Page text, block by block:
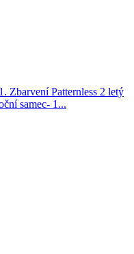
Zbarvení Patternless 2 letý
samec- 1...